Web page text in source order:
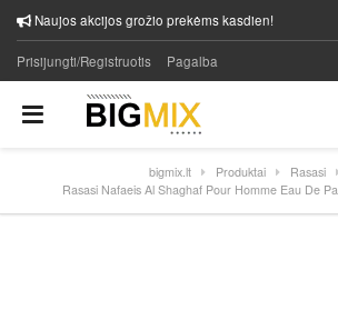
Naujos akcijos grožio prekėms kasdien!
Prisijungti/Registruotis Pagalba
bigmix.lt Produktai
Rasasi
Rasasi Nafaeis Al Shaghaf Pour Homme Eau De